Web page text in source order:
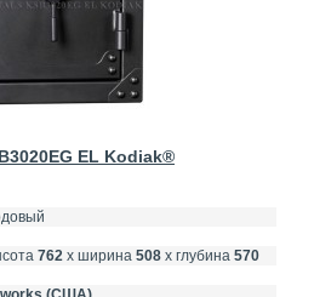
EL Kodiak®
762 х ширина 508 х глубина 570